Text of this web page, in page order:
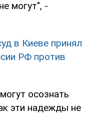
могут", -
в Киеве принял
РФ против
осознать
эти надежды не